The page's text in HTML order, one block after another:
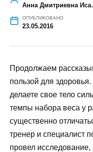
Анна
ОПУБЛИКОВАНО
23.05.2016
Продолжаем
пользой для
делаете свое тело
темпы набора веса у
существенно
тренер и специалист
провел исследование,